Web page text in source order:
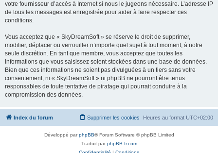
votre fournisseur d’accès à Internet si nous le jugeons nécessaire. L’adresse IP
de tous les messages est enregistrée pour aider à faire respecter ces
conditions.
Vous acceptez que « SkyDreamSoft » se réserve le droit de supprimer,
modifier, déplacer ou verrouiller n’importe quel sujet à tout moment, à notre
seule discrétion. En tant que membre, vous acceptez que toutes les
informations que vous saisissez soient stockées dans une base de données.
Bien que ces informations ne soient pas divulguées à un tiers sans votre
consentement, ni « SkyDreamSoft » ni phpBB ne pourront être tenus
responsables de toute tentative de piratage qui pourrait conduire à la
compromission des données.
Index du forum Heures au format UTC+02:00
Supprimer les cookies
Développé parphpBB® Forum Software © phpBB Limited
Traduit parphpBB-fr.com